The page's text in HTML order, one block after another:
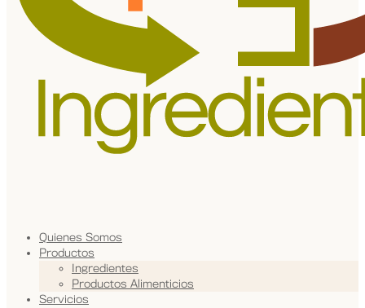
Quienes Somos
Productos
Ingredientes
Productos Alimenticios
Servicios